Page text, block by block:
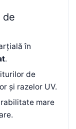
de
în
.
de
și razelor UV.
mare